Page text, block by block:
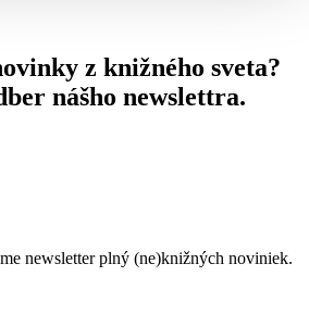
z knižného sveta?
nášho newslettra.
newsletter plný (ne)knižných noviniek.